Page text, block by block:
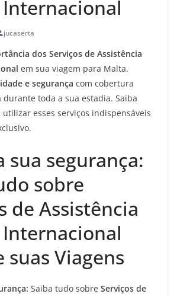
jucaserta
dos Serviços de Assistência
em sua viagem para Malta.
e segurança com cobertura
durante toda a sua estadia. Saiba
esses serviços indispensáveis
sua segurança:
sobre
de Assistência
Viagens
Saiba tudo sobre Serviços de